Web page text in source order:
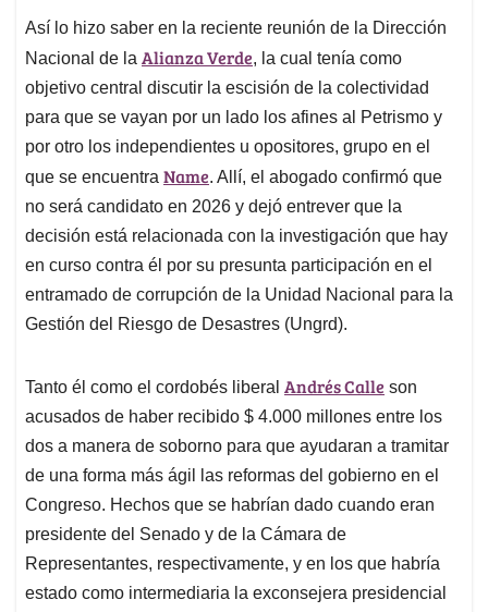
Así lo hizo saber en la reciente reunión de la Dirección
Nacional de la Alianza Verde, la cual tenía como
objetivo central discutir la escisión de la colectividad
para que se vayan por un lado los afines al Petrismo y
por otro los independientes u opositores, grupo en el
que se encuentra Name. Allí, el abogado confirmó que
no será candidato en 2026 y dejó entrever que la
decisión está relacionada con la investigación que hay
en curso contra él por su presunta participación en el
entramado de corrupción de la Unidad Nacional para la
Gestión del Riesgo de Desastres (Ungrd).
Tanto él como el cordobés liberal Andrés Calle son
acusados de haber recibido $ 4.000 millones entre los
dos a manera de soborno para que ayudaran a tramitar
de una forma más ágil las reformas del gobierno en el
Congreso. Hechos que se habrían dado cuando eran
presidente del Senado y de la Cámara de
Representantes, respectivamente, y en los que habría
estado como intermediaria la exconsejera presidencial